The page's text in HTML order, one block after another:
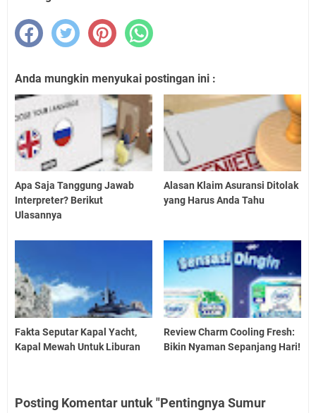
Anda mungkin menyukai postingan ini :
Apa Saja Tanggung Jawab
Interpreter? Berikut
Ulasannya
Alasan Klaim Asuransi Ditolak
yang Harus Anda Tahu
Fakta Seputar Kapal Yacht,
Kapal Mewah Untuk Liburan
Review Charm Cooling Fresh:
Bikin Nyaman Sepanjang Hari!
Posting Komentar untuk "Pentingnya Sumur